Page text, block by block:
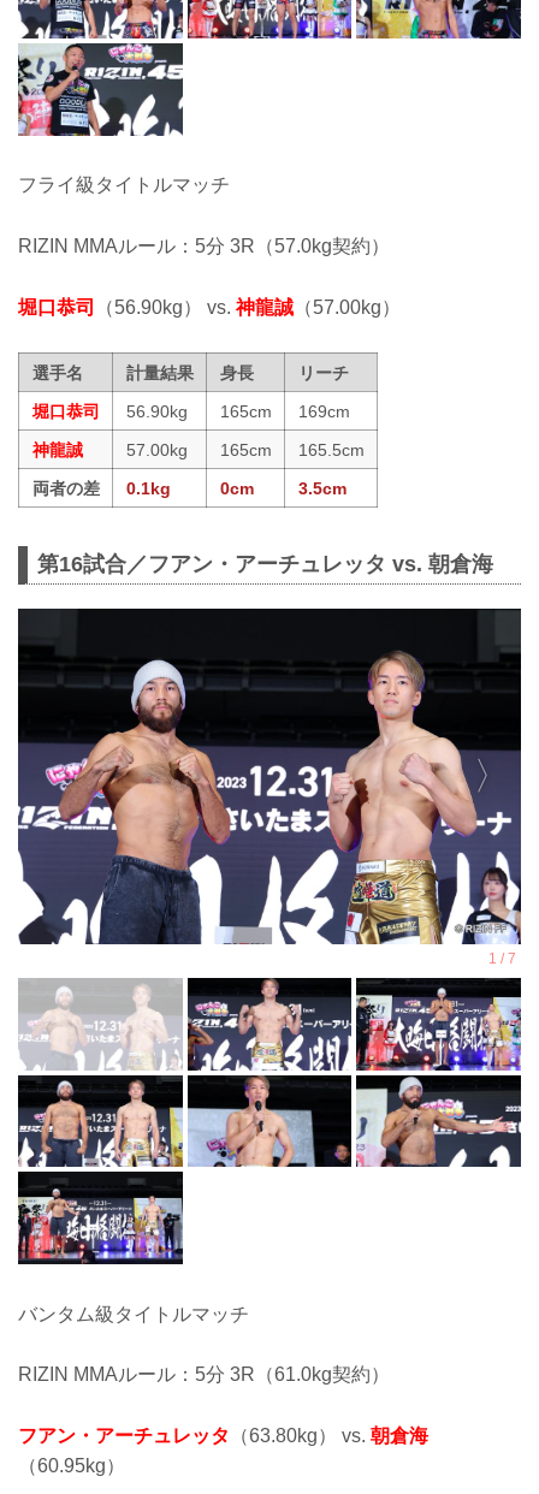
フライ級タイトルマッチ
RIZIN MMAルール：5分 3R（57.0kg契約）
堀口恭司 （56.90kg） vs.神龍誠 （57.00kg）
選手名 計量結果 身長
リーチ
堀口恭司
56.90kg 165cm
169cm
神龍誠
57.00kg 165cm
165.5cm
両者の差
0.1kg 0cm 3.5cm
第16試合／フアン・アーチュレッタ vs. 朝倉海
バンタム級タイトルマッチ
RIZIN MMAルール：5分 3R（61.0kg契約）
フアン・アーチュレッタ （63.80kg） vs. 朝倉海
（60.95kg）